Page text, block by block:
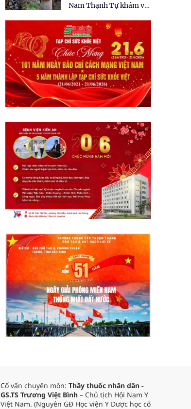
Nam Thạnh Tự khám và
nhân dân
Cố vấn chuyên môn: Thầy thuốc nhân dân -
GS.TS Trương Việt Bình – Chủ tịch Hội Nam Y
Việt Nam. (Nguyên GĐ Học viện Y Dược học cổ